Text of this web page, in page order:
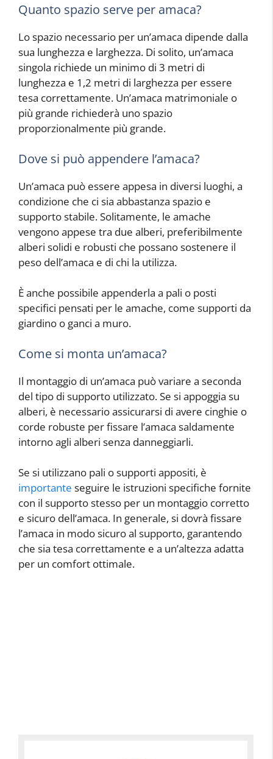
Quanto spazio serve per amaca?
Lo spazio necessario per un’amaca dipende dalla
sua lunghezza e larghezza. Di solito, un’amaca
singola richiede un minimo di 3 metri di
lunghezza e 1,2 metri di larghezza per essere
tesa correttamente. Un’amaca matrimoniale o
più grande richiederà uno spazio
proporzionalmente più grande.
Dove si può appendere l’amaca?
Un’amaca può essere appesa in diversi luoghi, a
condizione che ci sia abbastanza spazio e
supporto stabile. Solitamente, le amache
vengono appese tra due alberi, preferibilmente
alberi solidi e robusti che possano sostenere il
peso dell’amaca e di chi la utilizza.
È anche possibile appenderla a pali o posti
specifici pensati per le amache, come supporti da
giardino o ganci a muro.
Come si monta un’amaca?
Il montaggio di un’amaca può variare a seconda
del tipo di supporto utilizzato. Se si appoggia su
alberi, è necessario assicurarsi di avere cinghie o
corde robuste per fissare l’amaca saldamente
intorno agli alberi senza danneggiarli.
Se si utilizzano pali o supporti appositi, è
importante seguire le istruzioni specifiche fornite
con il supporto stesso per un montaggio corretto
e sicuro dell’amaca. In generale, si dovrà fissare
l’amaca in modo sicuro al supporto, garantendo
che sia tesa correttamente e a un’altezza adatta
per un comfort ottimale.